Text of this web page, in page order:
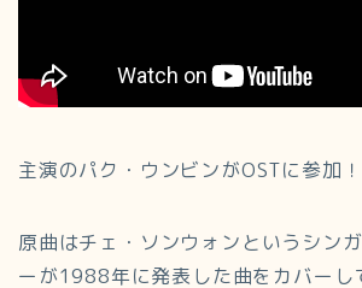
主演のパク・ウンビンがOSTに参加！
原曲はチェ・ソンウォンというシン
ーが1988年に発表した曲をカバーし